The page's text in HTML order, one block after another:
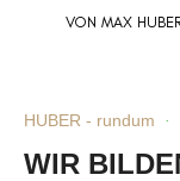
VON MAX
HUBER - rundum ·
WIR